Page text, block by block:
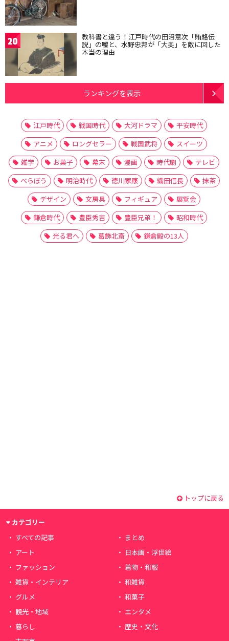
20 教科書と違う！江戸時代の田沼意次「賄賂伝
説」の嘘と、水野忠邦が「大奥」を敵に回した
本当の理由
ランキングを表示
江戸時代 戦国時代 大河ドラマ
平安時代
アニメ
ロングセラー 戦国武将
スイーツ
雑学
お菓子 幕末 漫画 時代劇
テレビ
べらぼう
明治時代 徳川家康 織田信長
抹茶
デザイン
文房具 フィギュア
展覧会
鎌倉時代
豊臣秀吉 豊臣兄弟！
昭和時代
光る君へ
葛飾北斎 鎌倉殿の13人
トップに戻る
カテゴリー
すべての記事
まとめ
アート
日本画・浮世絵
ファッション
着物・和服
雑貨・インテリア
和雑貨
グルメ
和菓子
観光・地域
エンタメ
暮らし
歴史・文化